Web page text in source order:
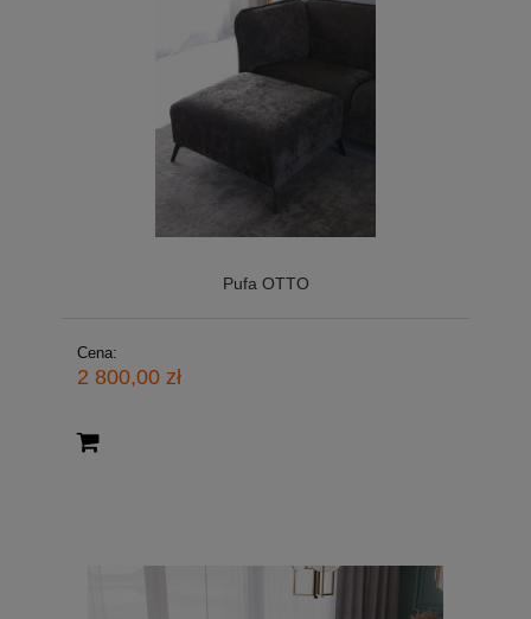
Pufa OTTO
Cena:
2 800,00 zł